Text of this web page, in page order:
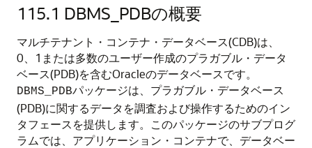
115.1 DBMS_PDBの概要
マルチテナント・コンテナ・データベース(CDB)は、
0、1または多数のユーザー作成のプラガブル・データ
ベース(PDB)を含むOracleのデータベースです。
DBMS_PDBパッケージは、プラガブル・データベース
(PDB)に関するデータを調査および操作するためのイン
タフェースを提供します。このパッケージのサブプログ
ラムでは、アプリケーション・コンテナで、データベー